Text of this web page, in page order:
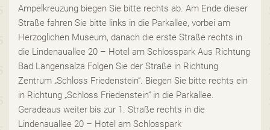
Ampelkreuzung biegen Sie bitte rechts ab. Am Ende dieser
Straße fahren Sie bitte links in die Parkallee, vorbei am
Herzoglichen Museum, danach die erste Straße rechts in
die Lindenauallee 20 – Hotel am Schlosspark Aus Richtung
Bad Langensalza Folgen Sie der Straße in Richtung
Zentrum „Schloss Friedenstein“. Biegen Sie bitte rechts ein
in Richtung „Schloss Friedenstein“ in die Parkallee.
Geradeaus weiter bis zur 1. Straße rechts in die
Lindenauallee 20 – Hotel am Schlosspark